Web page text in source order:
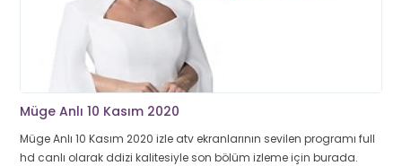
Müge Anlı 10 Kasım 2020
Müge Anlı 10 Kasım 2020 izle atv ekranlarının sevilen programı full
hd canlı olarak ddizi kalitesiyle son bölüm izleme için burada.